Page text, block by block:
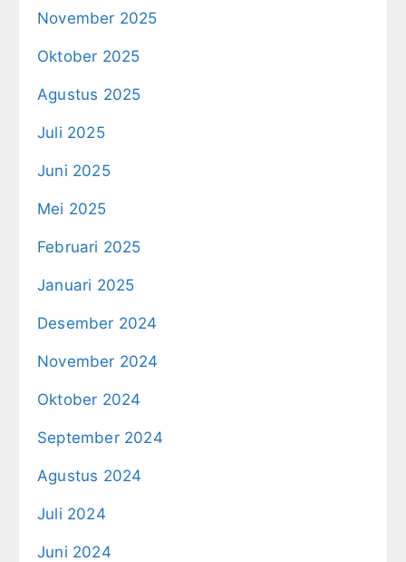
November 2025
Oktober 2025
Agustus 2025
Juli 2025
Juni 2025
Mei 2025
Februari 2025
Januari 2025
Desember 2024
November 2024
Oktober 2024
September 2024
Agustus 2024
Juli 2024
Juni 2024